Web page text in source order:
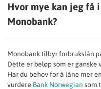
Hvor mye kan jeg få
Monobank?
Monobank tilbyr forbrukslån
Dette er beløp som er
Har du behov for å låne mer
vurdere Bank Norwegian som